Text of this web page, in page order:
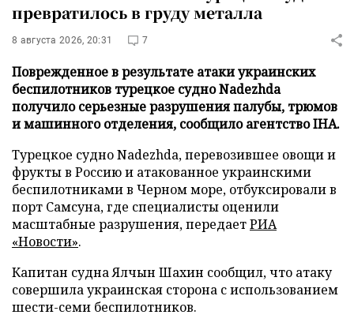
превратилось в груду металла
8 августа 2026, 20:31 7
Поврежденное в результате атаки украинских
беспилотников турецкое судно Nadezhda
получило серьезные разрушения палубы, трюмов
и машинного отделения, сообщило агентство IHA.
Турецкое судно Nadezhda, перевозившее овощи и
фрукты в Россию и атакованное украинскими
беспилотниками в Черном море, отбуксировали в
порт Самсуна, где специалисты оценили
масштабные разрушения, передаетРИА
«Новости».
Капитан судна Ялчын Шахин сообщил, что атаку
совершила украинская сторона с использованием
шести-семи беспилотников.